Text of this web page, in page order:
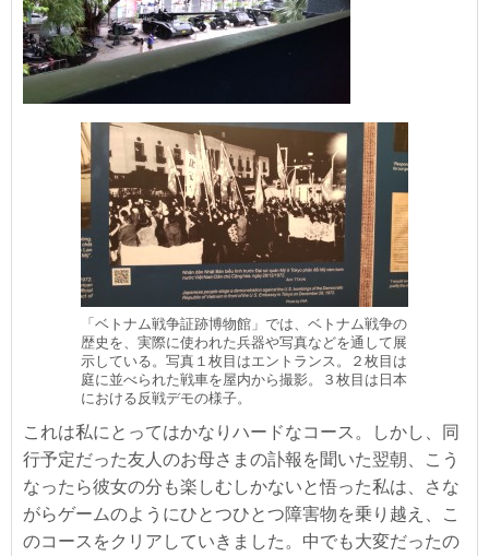
「ベトナム戦争証跡博物館」では、ベトナム戦争の
歴史を、実際に使われた兵器や写真などを通して展
示している。写真１枚目はエントランス。２枚目は
庭に並べられた戦車を屋内から撮影。３枚目は日本
における反戦デモの様子。
これは私にとってはかなりハードなコース。しかし、同
行予定だった友人のお母さまの訃報を聞いた翌朝、こう
なったら彼女の分も楽しむしかないと悟った私は、さな
がらゲームのようにひとつひとつ障害物を乗り越え、こ
のコースをクリアしていきました。中でも大変だったの